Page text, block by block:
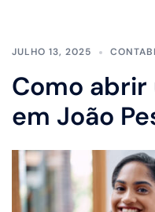
JULHO 13, 2025
Como
em João